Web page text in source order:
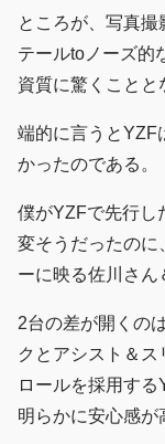
ところが、写真
テールtoノーズ的
資質に驚くことと
端的に言うとYZF
かったのである。
僕がYZFで先行し
変そうだったのに
ーに映る佐川さん
2台の差が開くの
クとアシスト＆ス
ロールを採用す
明らかに安心感が